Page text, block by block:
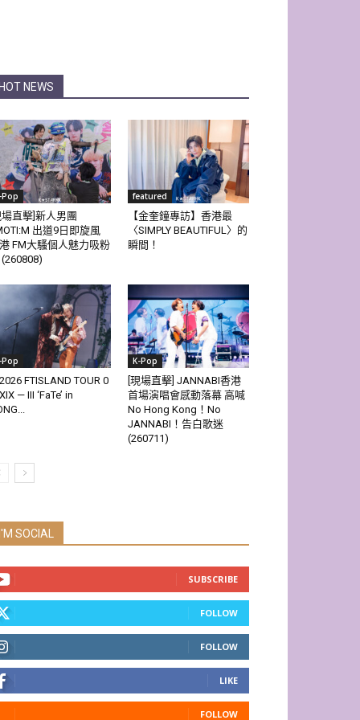
HOT NEWS
Pop
場直擊]新人男團
出道9日即旋風
FM大騷個人魅力吸粉
featured
【金奎鐘專訪】香港最
〈SIMPLY BEAUTIFUL〉的
瞬間！
Pop
2026 FTISLAND TOUR 0
— III ‘FaTe’ in
K-Pop
[現場直擊] JANNABI香港
首場演唱會感動落幕 高喊
No Hong Kong！No
JANNABI！告白歌迷
(260711)
I'M SOCIAL
SUBSCRIBE
FOLLOW
FOLLOW
LIKE
FOLLOW